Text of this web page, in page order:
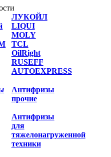
ЛУКОЙЛ
LIQUI
MOLY
TCL
OilRight
RUSEFF
AUTOEXPRESS
Антифризы
прочие
Антифризы
для
тяжелонагруженной
техники